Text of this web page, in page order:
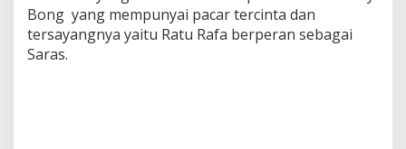
Bong yang mempunyai pacar tercinta dan
tersayangnya yaitu Ratu Rafa berperan sebagai
Saras.